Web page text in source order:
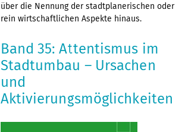
über die Nennung der stadtplanerischen oder
rein wirtschaftlichen Aspekte hinaus.
Band 35: Attentismus im
Stadtumbau – Ursachen
und
Aktivierungsmöglichkeiten